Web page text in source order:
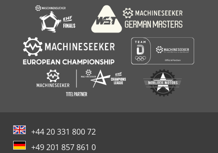
+44 20 331 800 72
+49 201 857 861 0